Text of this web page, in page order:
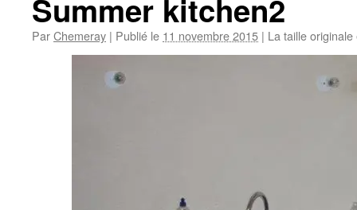
Summer kitchen2
ParChemeray | Publié le 11 novembre 2015 | La taille